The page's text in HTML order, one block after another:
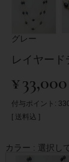
グレー
レイヤード
¥33,000
付与ポイント:
送料込
カラー 選択し